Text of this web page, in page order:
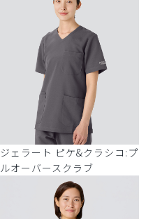
ジェラート ピケ&クラシコ:プ
ルオーバースクラブ